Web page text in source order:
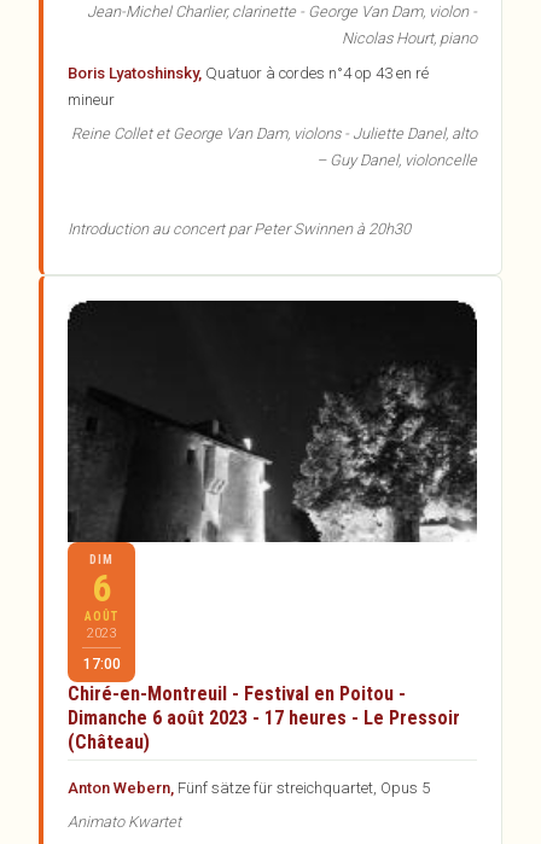
Jean-Michel Charlier, clarinette - George Van Dam, violon -
Nicolas Hourt, piano
Boris Lyatoshinsky, Quatuor à cordes n°4 op 43 en ré
mineur
Reine Collet et George Van Dam, violons - Juliette Danel, alto
– Guy Danel, violoncelle
Introduction au concert par Peter Swinnen à 20h30
DIM
6
AOÛT
2023
17:00
Chiré-en-Montreuil - Festival en Poitou -
Dimanche 6 août 2023 - 17 heures - Le Pressoir
(Château)
Anton Webern, Fünf sätze für streichquartet, Opus 5
Animato Kwartet